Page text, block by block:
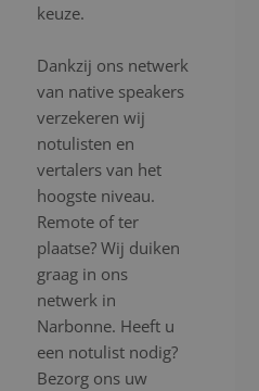
keuze.
Dankzij ons netwerk
van native speakers
verzekeren wij
notulisten en
vertalers van het
hoogste niveau.
Remote of ter
plaatse? Wij duiken
graag in ons
netwerk in
Narbonne. Heeft u
een notulist nodig?
Bezorg ons uw